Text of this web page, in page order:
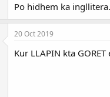
Po hidhem ka
20 Oct 2019
Kur LLAPIN kta